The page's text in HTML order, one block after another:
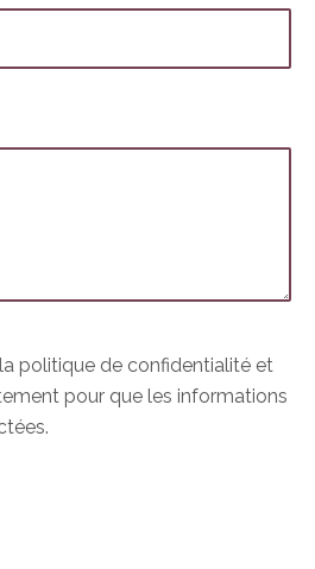
politique de confidentialité et
pour que les informations